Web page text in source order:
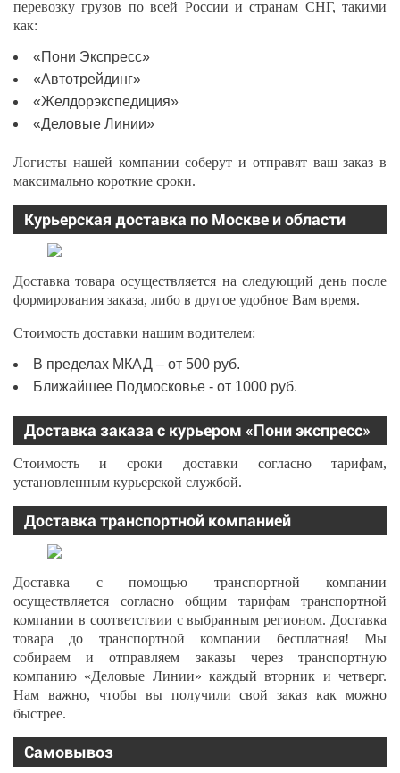
перевозку грузов по всей России и странам СНГ, такими
как:
«Пони Экспресс»
«Автотрейдинг»
«Желдорэкспедиция»
«Деловые Линии»
Логисты нашей компании соберут и отправят ваш заказ в
максимально короткие сроки.
Курьерская доставка по Москве и области
Доставка товара осуществляется на следующий день после
формирования заказа, либо в другое удобное Вам время.
Стоимость доставки нашим водителем:
В пределах МКАД – от 500 руб.
Ближайшее Подмосковье - от 1000 руб.
Доставка заказа с курьером «Пони экспресс»
Стоимость и сроки доставки согласно тарифам,
установленным курьерской службой.
Доставка транспортной компанией
Доставка с помощью транспортной компании
осуществляется согласно общим тарифам транспортной
компании в соответствии с выбранным регионом. Доставка
товара до транспортной компании бесплатная! Мы
собираем и отправляем заказы через транспортную
компанию «Деловые Линии» каждый вторник и четверг.
Нам важно, чтобы вы получили свой заказ как можно
быстрее.
Самовывоз